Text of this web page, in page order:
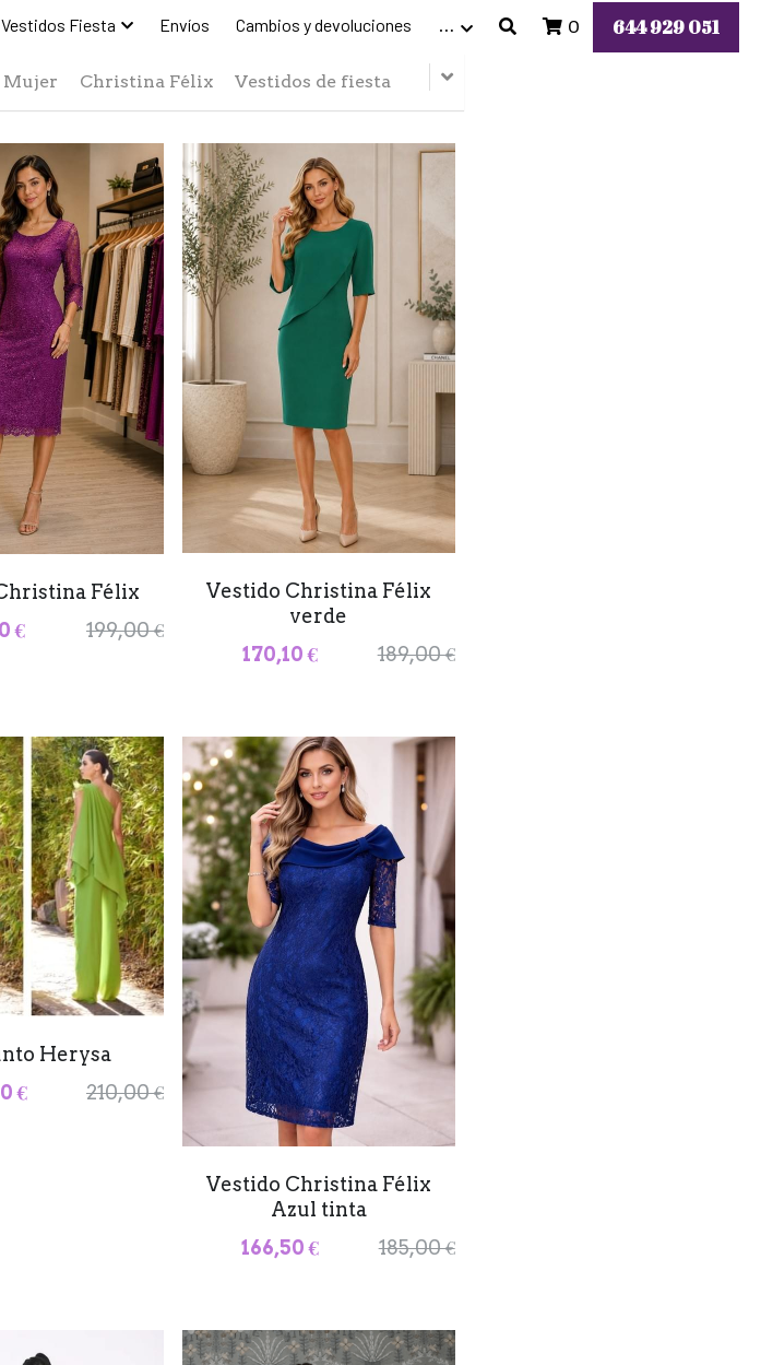
Vestidos Fiesta Envíos Cambios y devoluciones … 0 644 929 051
Mujer Christina Félix Vestidos de fiesta
Félix
€
199,00 €
Vestido Christina Félix
verde
170,10 €
189,00 €
Herysa
€
210,00 €
Vestido Christina Félix
Azul tinta
166,50 €
185,00 €